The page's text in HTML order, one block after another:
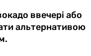
ввечері або
альтернативою